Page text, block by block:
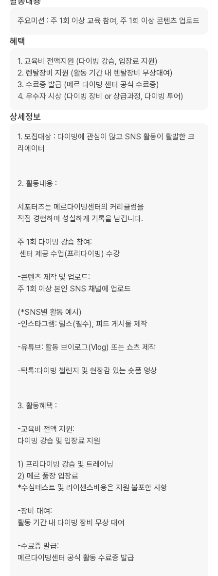
주요미션 : 주 1회 이상 교육 참여, 주 1회 이상 콘텐츠 업로드
혜택
1. 교육비 전액지원 (다이빙 강습, 입장료 지원)
2. 렌탈장비 지원 (활동 기간 내 렌탈장비 무상대여)
3. 수료증 발급 (메르 다이빙 센터 공식 수료증)
4. 우수자 시상 (다이빙 장비 or 상급과정, 다이빙 투어)
상세정보
1. 모집대상 : 다이빙에 관심이 많고 SNS 활동이 활발한 크
리에이터
2. 활동내용 :
서포터즈는 메르다이빙센터의 커리큘럼을
직접 경험하며 성실하게 기록을 남깁니다.
주 1회 다이빙 강습 참여:
-콘텐츠 제작 및 업로드:
주 1회 이상 본인 SNS 채널에 업로드
(*SNS별 활동 예시)
-인스타그램: 릴스(필수), 피드 게시물 제작
-유튜브: 활동 브이로그(Vlog) 또는 쇼츠 제작
-틱톡:다이빙 챌린지 및 현장감 있는 숏폼 영상
3. 활동혜택 :
-교육비 전액 지원:
다이빙 강습 및 입장료 지원
1) 프리다이빙 강습 및 트레이닝
2) 메르 풀장 입장료
*수심테스트 및 라이센스비용은 지원 불포함 사항
-장비 대여:
활동 기간 내 다이빙 장비 무상 대여
-수료증 발급:
메르다이빙센터 공식 활동 수료증 발급